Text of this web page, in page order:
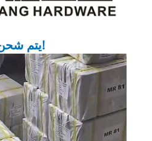
يتم شحن عدد كبير من البضائع!